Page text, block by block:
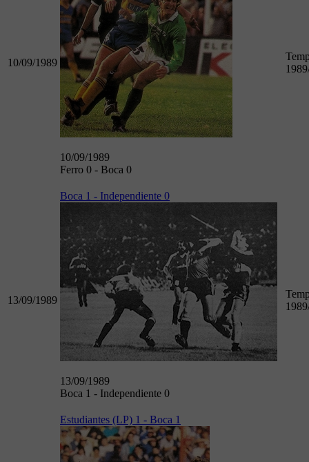
10/09/1989
10/09/1989
Ferro 0 - Boca 0
13/09/1989
Boca 1 - Independiente 0
13/09/1989
Boca 1 - Independiente 0
Estudiantes (LP) 1 - Boca 1